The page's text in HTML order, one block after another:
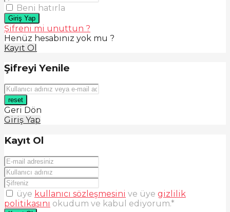
Beni hatırla
Giriş Yap
Şifreni mi unuttun ?
Henüz hesabınız yok mu ?
Kayıt Ol
Şifreyi Yenile
reset
Geri Dön
Giriş Yap
Kayıt Ol
üye kullanıcı sözleşmesini ve üye gizlilik
politikasını okudum ve kabul ediyorum.*